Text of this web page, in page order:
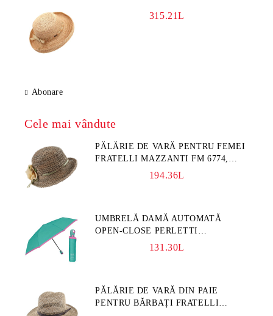
315.21L
Abonare
Cele mai vândute
PĂLĂRIE DE VARĂ PENTRU FEMEI
FRATELLI MAZZANTI FM 6774,
NATURAL/FLORI GALBENE
194.36L
UMBRELĂ DAMĂ AUTOMATĂ
OPEN-CLOSE PERLETTI
TECHNOLOGY 21808, TURCOAZ
131.30L
PĂLĂRIE DE VARĂ DIN PAIE
PENTRU BĂRBAȚI FRATELLI